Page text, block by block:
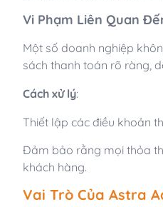
Vi Phạm Liên Quan
Một số doanh nghiệp
sách thanh toán rõ ràng,
Cách xử lý:
Thiết lập các điều khoản
Đảm bảo rằng mọi thỏa
khách hàng.
Vai Trò Của Astra